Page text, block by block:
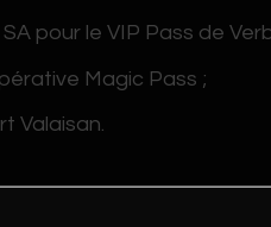
pour le VIP Pass de
Magic Pass ;
Valaisan.